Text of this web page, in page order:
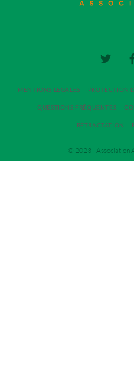
MENTIONS LÉGALES PROTECTION
QUESTIONS FRÉQUENTES
RETRACTATION –
© 2023 - Association